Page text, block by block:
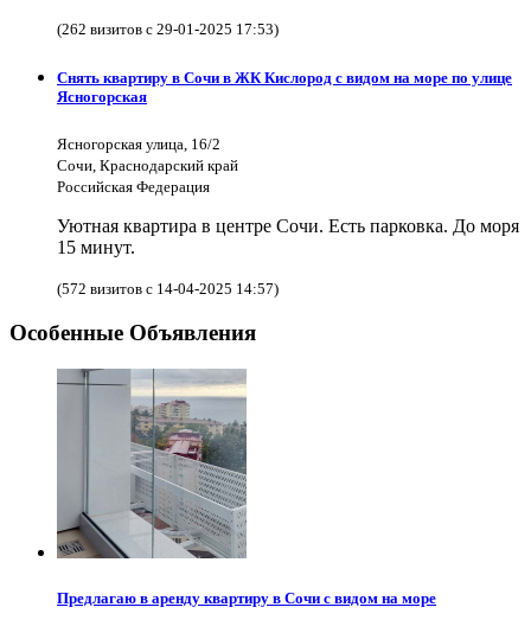
(262 визитов с 29-01-2025 17:53)
Снять квартиру в Сочи в ЖК Кислород с видом на море по улице
Ясногорская
Ясногорская улица, 16/2
Сочи, Краснодарский край
Российская Федерация
Уютная квартира в центре Сочи. Есть парковка. До моря
15 минут.
(572 визитов с 14-04-2025 14:57)
Особенные Объявления
Предлагаю в аренду квартиру в Сочи с видом на море